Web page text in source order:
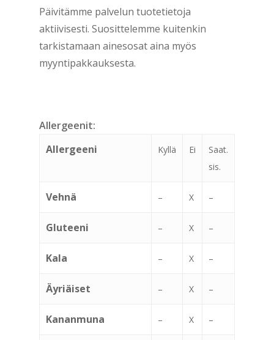
Päivitämme palvelun tuotetietoja
aktiivisesti. Suosittelemme kuitenkin
tarkistamaan ainesosat aina myös
myyntipakkauksesta.
Allergeenit:
Allergeeni
Kyllä Ei
Saat.
sis.
Vehnä – X –
Gluteeni – X –
Kala – X –
Äyriäiset – X –
Kananmuna – X –